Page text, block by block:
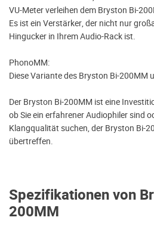
Spezifikationen von
200MM
VU-Meter verleihen dem Bryston Bi-
Es ist ein Verstärker, der nicht nur
Hingucker in Ihrem Audio-Rack ist.
PhonoMM:
Diese Variante des Bryston Bi-200MM
Der Bryston Bi-200MM ist eine
ob Sie ein erfahrener Audiophiler sind
Klangqualität suchen, der Bryston Bi-
übertreffen.